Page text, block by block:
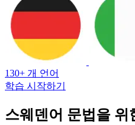
130+ 개 언어
학습 시작하기
스웨덴어 문법을 위